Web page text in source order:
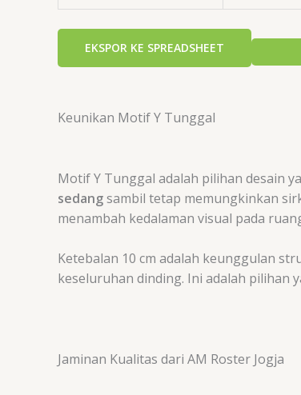
EKSPOR KE SPREADSHEET
Keunikan Motif Y Tunggal
Motif Y Tunggal adalah pilihan desain
sedangsambil tetap memungkinkan
menambah kedalaman visual pada
Ketebalan 10 cm adalah keunggulan
keseluruhan dinding. Ini adalah pilihan
Jaminan Kualitas dari AM Roster Jogja